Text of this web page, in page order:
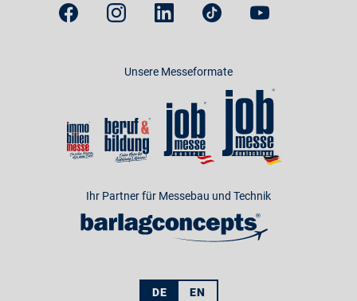
Unsere Messeformate
Ihr Partner für Messebau und Technik
DE EN